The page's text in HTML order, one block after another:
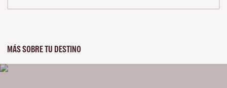
MÁS SOBRE TU DESTINO